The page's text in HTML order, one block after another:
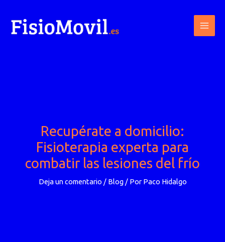
contenido
Recupérate a domicilio:
Fisioterapia experta para
combatir las lesiones del frío
Deja un comentario / Blog/ Por Paco Hidalgo